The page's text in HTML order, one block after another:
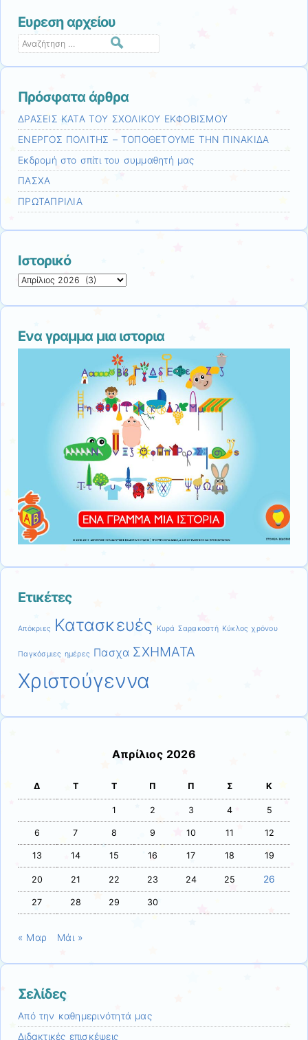
Ευρεση αρχείου
Αναζήτηση
Πρόσφατα άρθρα
ΔΡΑΣΕΙΣ ΚΑΤΑ ΤΟΥ ΣΧΟΛΙΚΟΥ ΕΚΦΟΒΙΣΜΟΥ
ΕΝΕΡΓΟΣ ΠΟΛΙΤΗΣ – ΤΟΠΟΘΕΤΟΥΜΕ ΤΗΝ ΠΙΝΑΚΙΔΑ
Εκδρομή στο σπίτι του συμμαθητή μας
ΠΑΣΧΑ
ΠΡΩΤΑΠΡΙΛΙΑ
Ιστορικό
Ιστορικό
Ενα γραμμα μια ιστορια
Ετικέτες
Απόκριες Κατασκευές Κυρά Σαρακοστή Κύκλος χρόνου
Παγκόσμιες ημέρες Πασχα ΣΧΗΜΑΤΑ
Χριστούγεννα
Απρίλιος 2026
Δ Τ Τ Π Π Σ Κ
1 2 3 4 5
6 7 8 9 10 11 12
13 14 15 16 17 18 19
20 21 22 23 24 25 26
27 28 29 30
« Μαρ Μάι »
Σελίδες
Από την καθημερινότητά μας
Διδακτικές επισκέψεις